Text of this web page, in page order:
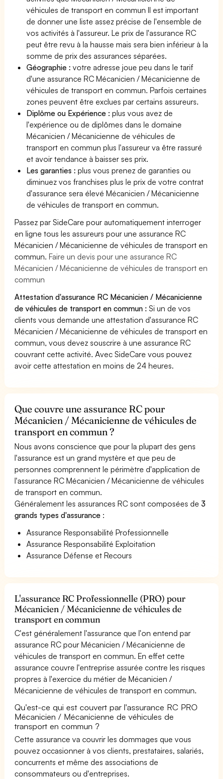
véhicules de transport en commun Il est important
de donner une liste assez précise de l'ensemble de
vos activités à l'assureur. Le prix de l'assurance RC
peut être revu à la hausse mais sera bien inférieur à la
somme de prix des assurances séparées.
Géographie :votre adresse joue peu dans le tarif
d'une assurance RC Mécanicien / Mécanicienne de
véhicules de transport en commun. Parfois certaines
zones peuvent être exclues par certains assureurs.
Diplôme ou Expérience :plus vous avez de
l'expérience ou de diplômes dans le domaine
Mécanicien / Mécanicienne de véhicules de
transport en commun plus l'assureur va être rassuré
et avoir tendance à baisser ses prix.
Les garanties :plus vous prenez de garanties ou
diminuez vos franchises plus le prix de votre contrat
d'assurance sera élevé Mécanicien / Mécanicienne
de véhicules de transport en commun.
Passez par SideCare pour automatiquement interroger
en ligne tous les assureurs pour une assurance RC
Mécanicien / Mécanicienne de véhicules de transport en
commun.Faire un devis pour une assurance RC
Mécanicien / Mécanicienne de véhicules de transport en
commun
Attestation d'assurance RC Mécanicien / Mécanicienne
de véhicules de transport en commun : Si un de vos
clients vous demande une attestation d'assurance RC
Mécanicien / Mécanicienne de véhicules de transport en
commun, vous devez souscrire à une assurance RC
couvrant cette activité. Avec SideCare vous pouvez
avoir cette attestation en moins de 24 heures.
Que couvre une assurance RC pour
Mécanicien / Mécanicienne de véhicules de
transport en commun ?
Nous avons conscience que pour la plupart des gens
l'assurance est un grand mystère et que peu de
personnes comprennent le périmètre d'application de
l'assurance RC Mécanicien / Mécanicienne de véhicules
de transport en commun.
Généralement les assurances RC sont composées de3
grands types d'assurance :
Assurance Responsabilité Professionnelle
Assurance Responsabilité Exploitation
Assurance Défense et Recours
L'assurance RC Professionnelle (PRO) pour
Mécanicien / Mécanicienne de véhicules de
transport en commun
C'est généralement l'assurance que l'on entend par
assurance RC pour Mécanicien / Mécanicienne de
véhicules de transport en commun. En effet cette
assurance couvre l'entreprise assurée contre les risques
propres à l'exercice du métier de Mécanicien /
Mécanicienne de véhicules de transport en commun.
Qu'est-ce qui est couvert par l'assurance RC PRO
Mécanicien / Mécanicienne de véhicules de
transport en commun ?
Cette assurance va couvrir les dommages que vous
pouvez occasionner à vos clients, prestataires, salariés,
concurrents et même des associations de
consommateurs ou d'entreprises.